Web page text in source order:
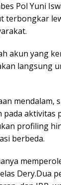
Pol Yuni
terbongkar
akun yang
langsung
mendalam,
aktivitas
profiling
berbeda.
Dery.Dua